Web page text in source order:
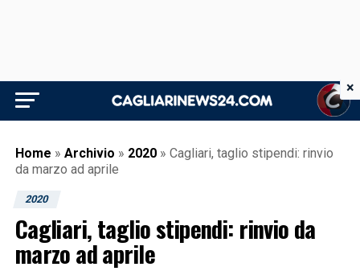
Home » Archivio » 2020 » Cagliari, taglio stipendi: rinvio
da marzo ad aprile
2020
Cagliari, taglio stipendi: rinvio da
marzo ad aprile
×